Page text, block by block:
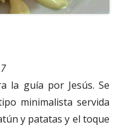
la guía por Jesús. Se
minimalista servida
y patatas y el toque